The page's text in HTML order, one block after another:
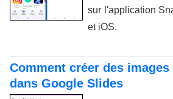
sur l'application
et iOS.
Comment créer des images
dans Google Slides